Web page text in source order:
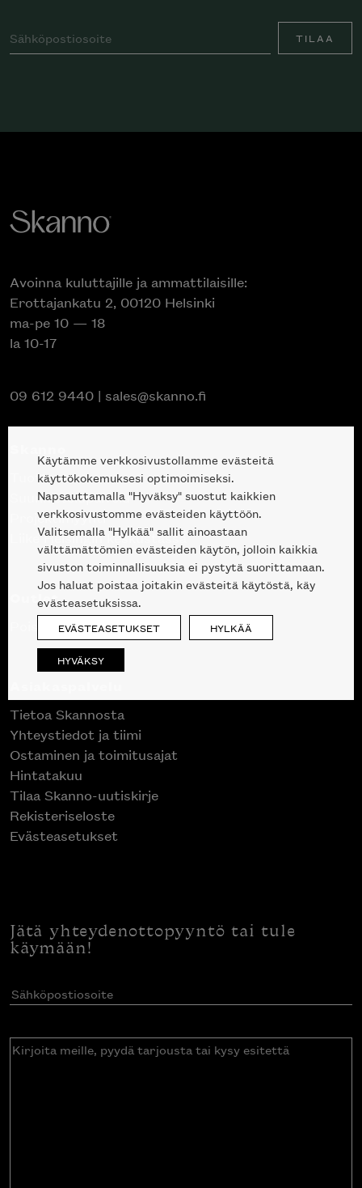
TILAA
Avoinna kuluttajille ja ammattilaisille:
Erottajankatu 2, 00120 Helsinki
ma-pe 10 — 18
la 10-17
09 612 9440 | sales@skanno.fi
Tuotteet
Suunnittelupalvelu
Projektimyynti
Liike Helsingin keskustassa
Outlet
Poistuvat mallikappaleet
Tietoa Skannosta
Yhteystiedot ja tiimi
Ostaminen ja toimitusajat
Hintatakuu
Tilaa Skanno-uutiskirje
Rekisteriseloste
Evästeasetukset
Jätä yhteydenottopyyntö tai tule
käymään!
Sähköpostiosoite(Pakollinen)
Kirjoita
Käytämme verkkosivustollamme evästeitä
käyttökokemuksesi optimoimiseksi.
Napsauttamalla "Hyväksy" suostut kaikkien
verkkosivustomme evästeiden käyttöön.
Valitsemalla "Hylkää" sallit ainoastaan
välttämättömien evästeiden käytön, jolloin kaikkia
sivuston toiminnallisuuksia ei pystytä suorittamaan.
Jos haluat poistaa joitakin evästeitä käytöstä, käy
evästeasetuksissa.
EVÄSTEASETUKSET HYLKÄÄ
HYVÄKSY